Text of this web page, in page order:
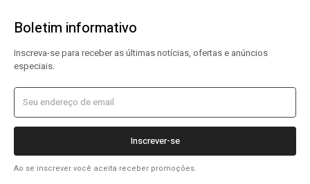
Boletim informativo
Inscreva-se para receber as últimas notícias, ofertas e anúncios
especiais.
Inscrever-se
Ao se inscrever você aceita receber promoções.